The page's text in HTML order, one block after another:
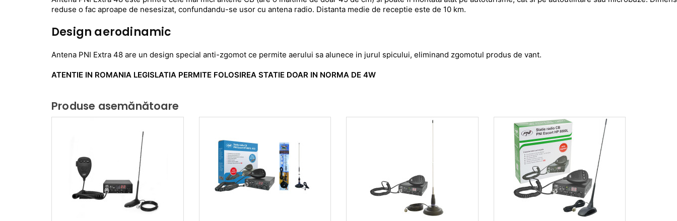
reduse o fac aproape de nesesizat, confundandu-se usor cu antena radio. Distanta medie de receptie este de 10 km.
Design aerodinamic
Antena PNI Extra 48 are un design special anti-zgomot ce permite aerului sa alunece in jurul spicului, eliminand zgomotul produs de vant.
ATENTIE IN ROMANIA LEGISLATIA PERMITE FOLOSIREA STATIE DOAR IN NORMA DE 4W
Produse asemănătoare